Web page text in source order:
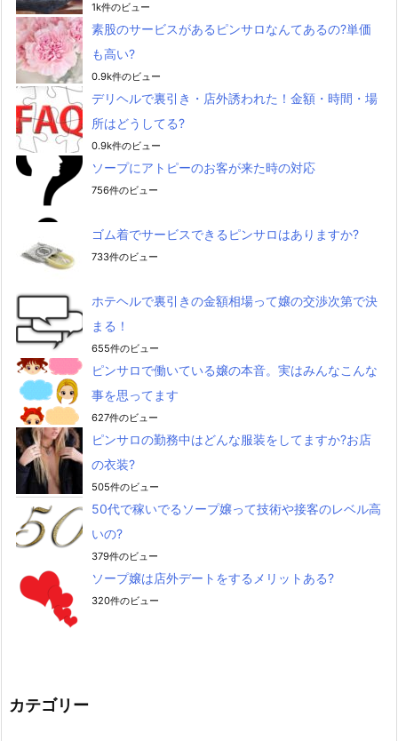
1k件のビュー
素股のサービスがあるピンサロなんてあるの?単価
も高い?
0.9k件のビュー
デリヘルで裏引き・店外誘われた！金額・時間・場
所はどうしてる?
0.9k件のビュー
ソープにアトピーのお客が来た時の対応
756件のビュー
ゴム着でサービスできるピンサロはありますか?
733件のビュー
ホテヘルで裏引きの金額相場って嬢の交渉次第で決
まる！
655件のビュー
ピンサロで働いている嬢の本音。実はみんなこんな
事を思ってます
627件のビュー
ピンサロの勤務中はどんな服装をしてますか?お店
の衣装?
505件のビュー
50代で稼いでるソープ嬢って技術や接客のレベル高
いの?
379件のビュー
ソープ嬢は店外デートをするメリットある?
320件のビュー
カテゴリー